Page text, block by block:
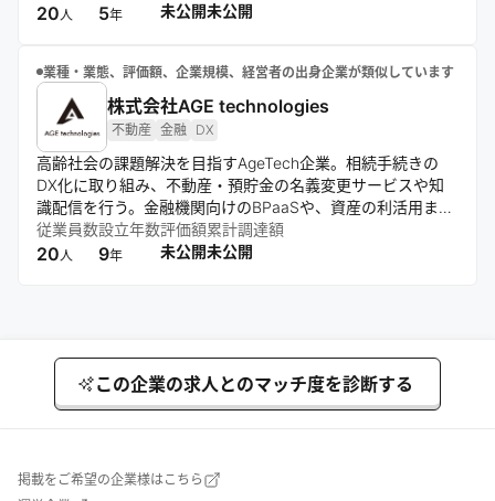
通じて顧客ニーズに応える。
20人 5年
未公開未公開
業種・業態、評価額、企業規模、経営者の出身企業が類似しています
株式会社AGE technologies
不動産 金融 DX
高齢社会の課題解決を目指すAgeTech企業。相続手続きの
DX化に取り組み、不動産・預貯金の名義変更サービスや知
識配信を行う。金融機関向けのBPaaSや、資産の利活用まで
含めたプラットフォーム事業の展開を視野に入れている。
従業員数
20人
設立年数
9年
評価額
未公開
累計調達額
未公開
この企業の求人とのマッチ度を診断する
掲載をご希望の企業様はこちら